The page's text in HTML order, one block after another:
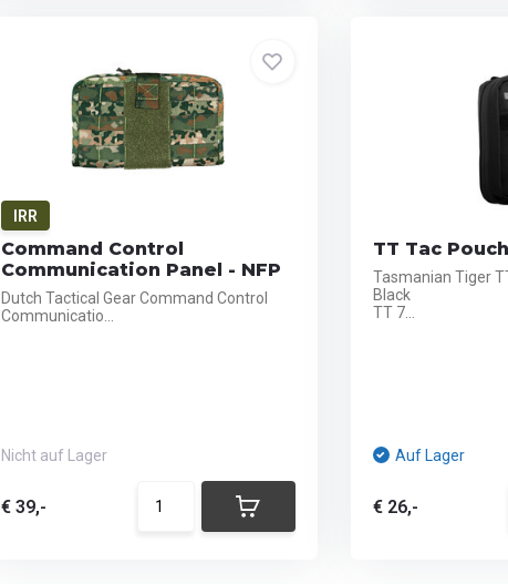
IRR
Command Control
Communication Panel - NFP
Dutch Tactical Gear Command Control
Communicatio...
Nicht auf Lager
€ 39,-
TT Tac
Tasmanian Tiger
Black
TT 7...
Auf Lager
€ 26,-